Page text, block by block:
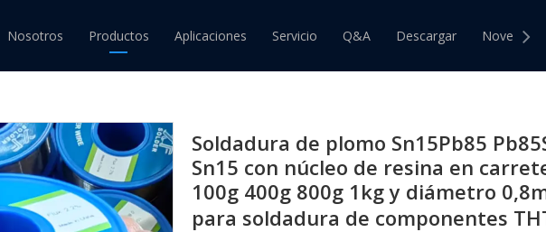
Nosotros Productos
Alambre de Estaño y Plomo
Alambre de Estaño sin Plomo
Barra de Estaño sin Plomo
Aplicaciones Servicio Q&A Descargar Novedades
para soldadura de componentes THT
Soldadura de plomo Sn15Pb85
Sn15 con núcleo de resina en
100g 400g 800g 1kg y diámetro
para soldadura de componentes